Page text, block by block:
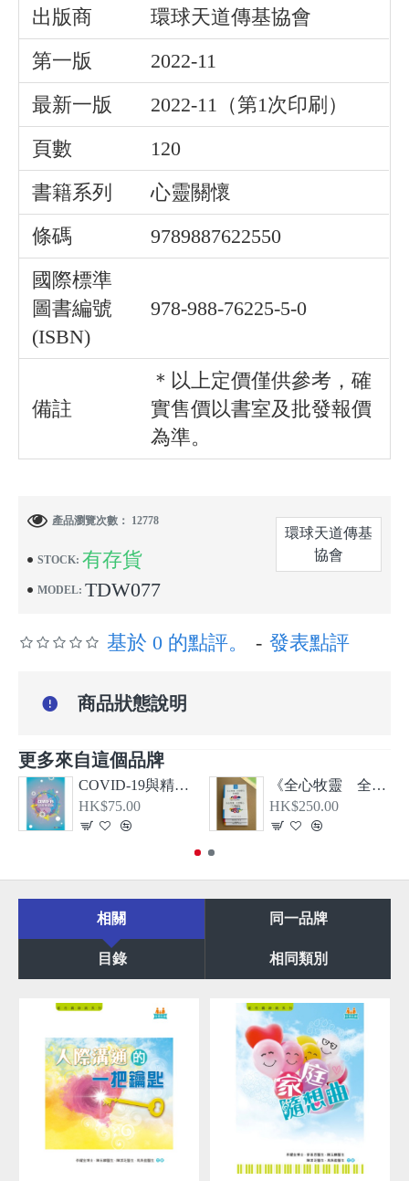
出版商
環球天道傳基協會
第一版
2022-11
最新一版
2022-11（第1次印刷）
頁數
120
書籍系列
心靈關懷
條碼
9789887622550
國際標準
圖書編號
(ISBN)
978-988-76225-5-0
備註
＊以上定價僅供參考，確
實售價以書室及批發報價
為準。
STOCK: 有存貨
MODEL: TDW077
環球天道傳基
協會
產品瀏覽次數： 12778
基於 0 的點評。 - 發表點評
更多來自這個品牌
COVID-19與精神健康
HK$75.00
《全心牧靈 全恩療心》第一、二、三冊套裝
HK$250.00
商品狀態說明
相關 同一品牌
目錄 相同類別